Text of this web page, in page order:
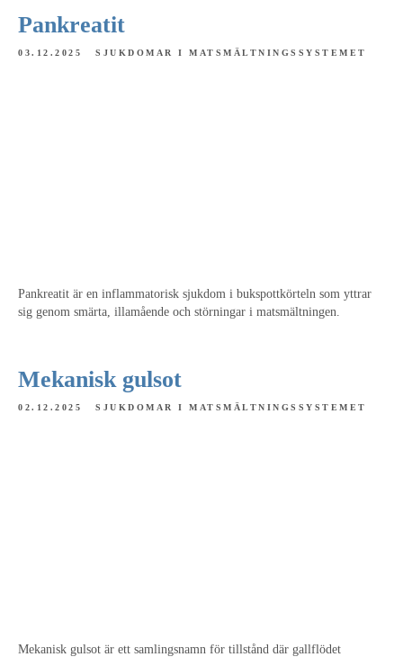
Pankreatit
03.12.2025 SJUKDOMAR I MATSMÄLTNINGSSYSTEMET
Pankreatit är en inflammatorisk sjukdom i bukspottkörteln som yttrar
sig genom smärta, illamående och störningar i matsmältningen.
Mekanisk gulsot
02.12.2025 SJUKDOMAR I MATSMÄLTNINGSSYSTEMET
Mekanisk gulsot är ett samlingsnamn för tillstånd där gallflödet